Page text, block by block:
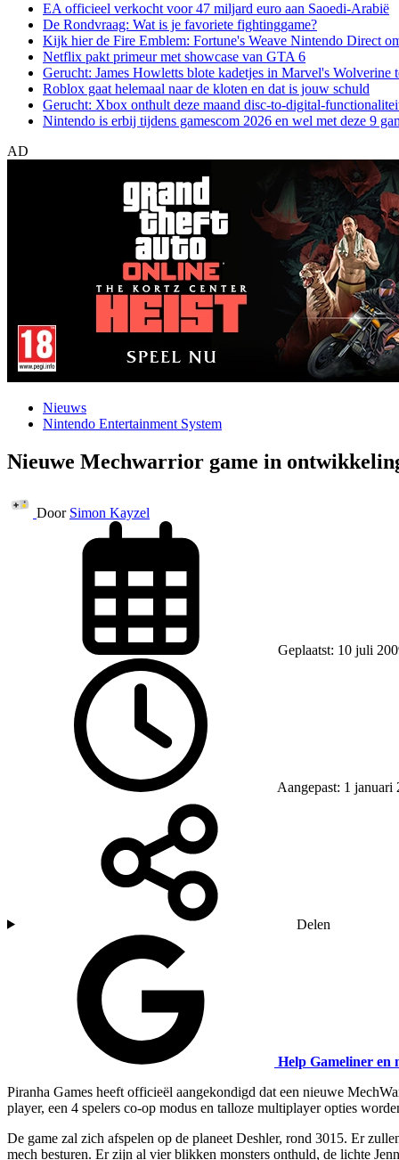
EA officieel verkocht voor 47 miljard euro aan Saoedi-Arabië
De Rondvraag: Wat is je favoriete fightinggame?
Kijk hier de Fire Emblem: Fortune's Weave Nintendo Direct
Netflix pakt primeur met showcase van GTA 6
Gerucht: James Howletts blote kadetjes in Marvel's Wolverine
Roblox gaat helemaal naar de kloten en dat is jouw schuld
Gerucht: Xbox onthult deze maand disc-to-digital-
Nintendo is erbij tijdens gamescom 2026 en wel met deze 9
AD
Nieuws
Nintendo Entertainment System
Nieuwe Mechwarrior game in
Door Simon Kayzel
Geplaatst: 10 juli
Aangepast: 1 januari
Delen
Help Gameliner en
Piranha Games heeft officieël aangekondigd dat een nieuwe
player, een 4 spelers co-op modus en talloze multiplayer opties
De game zal zich afspelen op de planeet Deshler, rond 3015. Er
mech besturen. Er zijn al vier blikken monsters onthuld, de lichte